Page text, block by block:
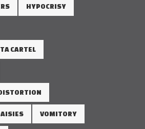
HYPOCRISY
CARTEL
VOMITORY